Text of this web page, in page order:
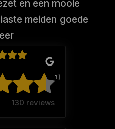
en een mooie
meiden goede
Vinologen)
130 reviews